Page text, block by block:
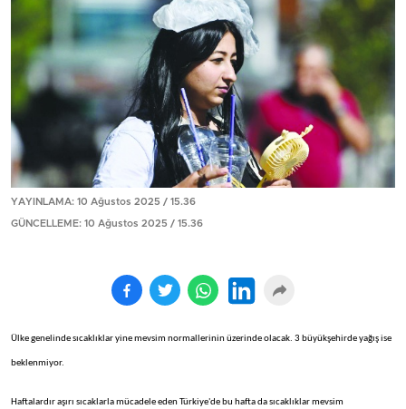
YAYINLAMA: 10 Ağustos 2025 / 15.36
GÜNCELLEME: 10 Ağustos 2025 / 15.36
Ülke genelinde sıcaklıklar yine mevsim normallerinin üzerinde olacak. 3 büyükşehirde yağış ise
beklenmiyor.
Haftalardır aşırı sıcaklarla mücadele eden Türkiye'de bu hafta da sıcaklıklar mevsim